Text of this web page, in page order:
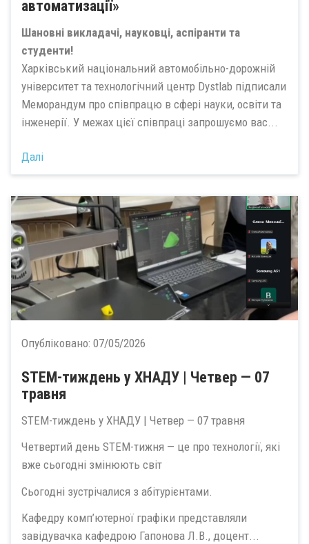
автоматизації»
Шановні викладачі, науковці, аспіранти та
студенти!
Харківський національний автомобільно-дорожній
університет та технологічний центр Dystlab підписали
Меморандум про співпрацю в сфері науки, освіти та
інженерії. У межах цієї співпраці запрошуємо вас...
Далі
Опубліковано: 07/05/2026
STEM-тиждень у ХНАДУ | Четвер — 07
травня
STEM-тиждень у ХНАДУ | Четвер — 07 травня
Четвертий день STEM-тижня — це про технології, які
вже сьогодні змінюють світ
Сьогодні зустрічалися з абітурієнтами.
Кафедру комп’ютерної графіки представляли
завідувачка кафедрою Гапонова Л.В., доцент...